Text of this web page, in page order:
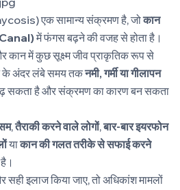
एक सामान्य संक्रमण है, जोकान
Canal)में फंगस बढ़ने की वजह से होता है।
कान में कुछ सूक्ष्म जीव प्राकृतिक रूप से
के अंदर लंबे समय तकनमी, गर्मी या गीलापन
सकता है और संक्रमण का कारण बन सकता
,तैराकी करने वाले लोगों,बार-बार इयरफोन
याकान की गलत तरीके से सफाई करने
इलाज किया जाए, तो अधिकांश मामलों